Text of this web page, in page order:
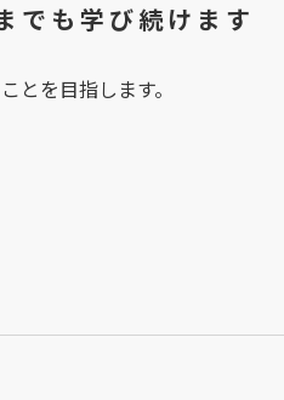
も学び続けます
とを目指します。